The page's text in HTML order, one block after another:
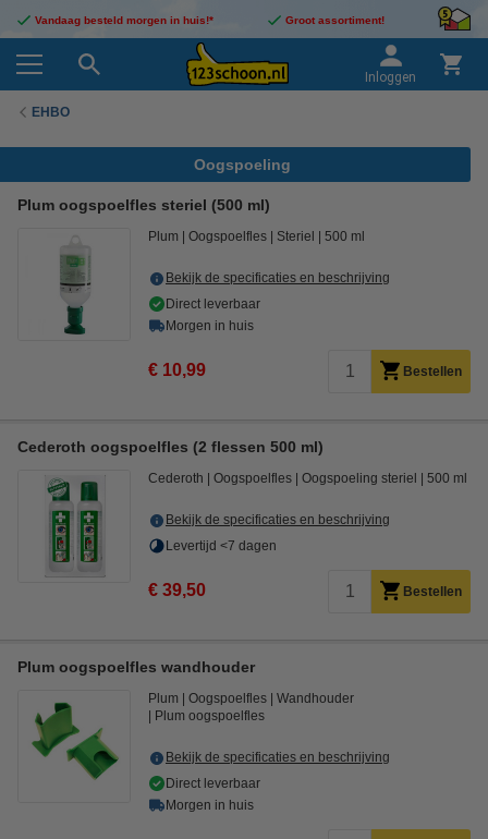
Vandaag besteld morgen in huis!* Groot assortiment!
Inloggen
EHBO
Oogspoeling
Plum oogspoelfles steriel (500 ml)
Plum Oogspoelfles Steriel 500 ml
Bekijk de specificaties en beschrijving
Direct leverbaar
Morgen in huis
€ 10,99 Bestellen
Cederoth oogspoelfles (2 flessen 500 ml)
Cederoth Oogspoelfles Oogspoeling steriel 500 ml
Bekijk de specificaties en beschrijving
Levertijd <7 dagen
€ 39,50 Bestellen
Plum oogspoelfles wandhouder
Plum Oogspoelfles
Wandhouder
Plum oogspoelfles
Bekijk de specificaties en beschrijving
Direct leverbaar
Morgen in huis